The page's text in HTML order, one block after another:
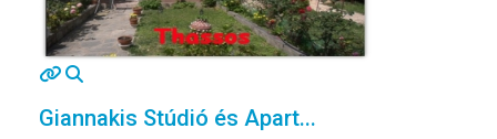
MOD_JTCS_VIEW_ARTICLE_LINK
Giannakis Stúdió és Apart...